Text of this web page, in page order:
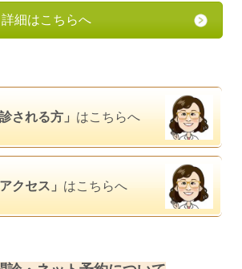
詳細はこちらへ
される方」 はこちらへ
クセス」 はこちらへ